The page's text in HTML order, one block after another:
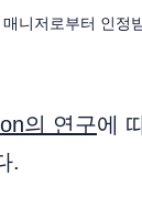
매니저로부터 인정
의 연구에
.